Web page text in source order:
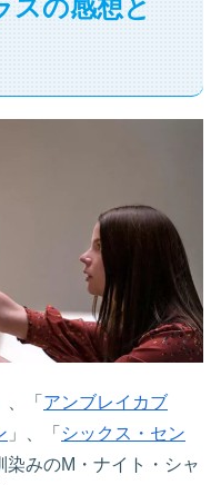
スの感想と
、「 アンブレイカブ
」、「 シックス・セン
染みのM・ナイト・シャ